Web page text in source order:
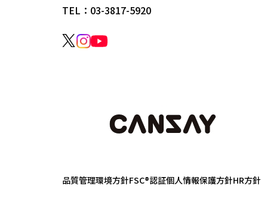
TEL：03-3817-5920
品質管理環境方針FSC®認証個人情報保護方針HR方針